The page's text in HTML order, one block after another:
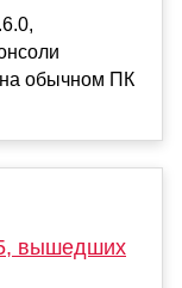
на обычном ПК
вышедших